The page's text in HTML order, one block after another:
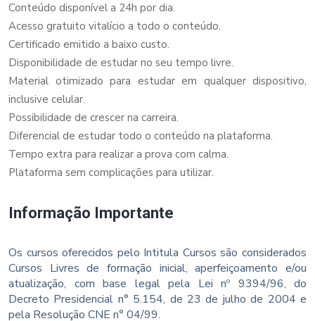
Conteúdo disponível a 24h por dia.
Acesso gratuito vitalício a todo o conteúdo.
Certificado emitido a baixo custo.
Disponibilidade de estudar no seu tempo livre.
Material otimizado para estudar em qualquer dispositivo,
inclusive celular.
Possibilidade de crescer na carreira.
Diferencial de estudar todo o conteúdo na plataforma.
Tempo extra para realizar a prova com calma.
Plataforma sem complicações para utilizar.
Informação Importante
Os cursos oferecidos pelo Intitula Cursos são considerados
Cursos Livres de formação inicial, aperfeiçoamento e/ou
atualização, com base legal pela Lei nº 9394/96, do
Decreto Presidencial n° 5.154, de 23 de julho de 2004 e
pela Resolução CNE n° 04/99.